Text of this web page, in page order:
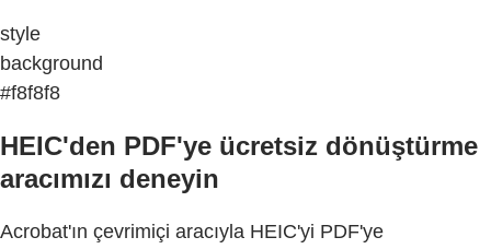
style
background
#f8f8f8
HEIC'den PDF'ye ücretsiz dönüştürme
aracımızı deneyin
Acrobat'ın çevrimiçi aracıyla HEIC'yi PDF'ye